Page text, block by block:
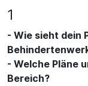
1
- Wie sieht dein
- Welche Pläne
Bereich?